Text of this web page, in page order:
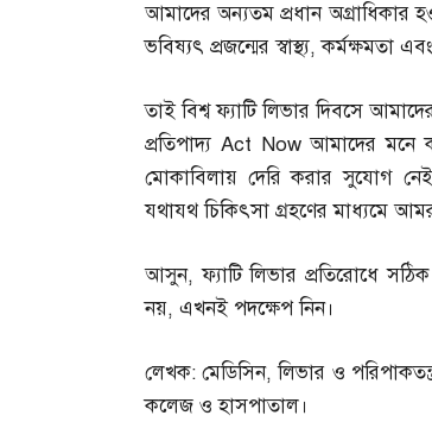
আমাদের অন্যতম প্রধান অগ্রাধিকার
ভবিষ্যৎ প্রজন্মের স্বাস্থ্য,কর্মক্ষমতা
তাই বিশ্ব ফ্যাটি লিভার দিবসে
প্রতিপাদ্য Act Now আমাদের মনে
মোকাবিলায় দেরি করার সুযোগ
যথাযথ চিকিৎসা গ্রহণের মাধ্যমে
আসুন,ফ্যাটি লিভার প্রতিরোধে সঠিক
নয়, এখনই পদক্ষেপ নিন।
লেখক:মেডিসিন,লিভার ও
কলেজ ও হাসপাতাল।